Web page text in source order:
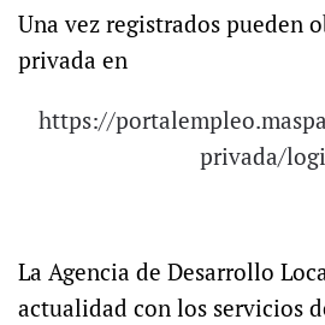
Una vez registrados pueden
privada en
https://
privada/
La Agencia de Desarrollo
actualidad con los servicios